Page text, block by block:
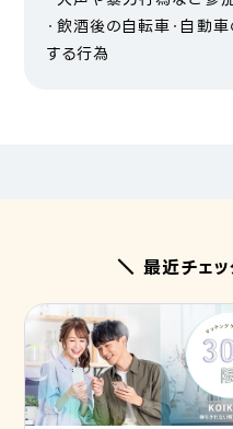
・飲酒後の自転車・自動
する行為
＼ 最近チェ